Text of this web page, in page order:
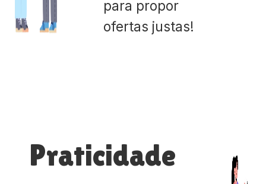
para propor
ofertas justas!
Praticidade